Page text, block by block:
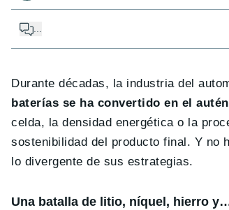
Durante décadas, la industria del
baterías se ha convertido en el
celda, la densidad energética o la
sostenibilidad del producto final. Y no
lo divergente de sus estrategias.
Una batalla de litio, níquel, hierro